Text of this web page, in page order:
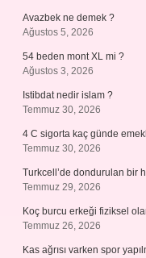
Avazbek ne demek ?
Ağustos 5, 2026
54 beden mont XL mi ?
Ağustos 3, 2026
Istibdat nedir islam ?
Temmuz 30, 2026
4 C sigorta kaç günde
Temmuz 30, 2026
Turkcell’de dondurulan bir
Temmuz 29, 2026
Koç burcu erkeği fiziksel
Temmuz 26, 2026
Kas ağrısı varken spor